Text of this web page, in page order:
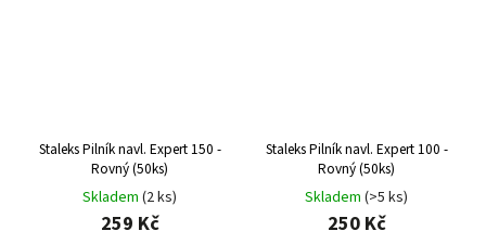
Staleks Pilník navl. Expert 150 -
Rovný (50ks)
Skladem (2 ks)
259 Kč
Staleks Pilník navl. Expert 100 -
Rovný (50ks)
Skladem (>5 ks)
250 Kč